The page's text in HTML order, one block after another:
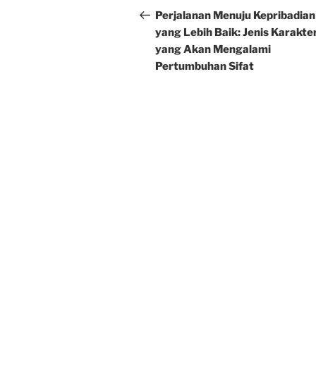
navigation
Post
Perjalanan Menuju Kepribadian
yang Lebih Baik: Jenis
yang Akan Mengalami
Pertumbuhan Sifat